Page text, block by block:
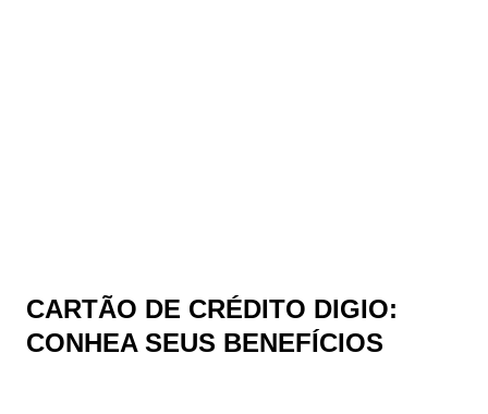
CARTÃO DE CRÉDITO DIGIO:
CONHEA SEUS BENEFÍCIOS